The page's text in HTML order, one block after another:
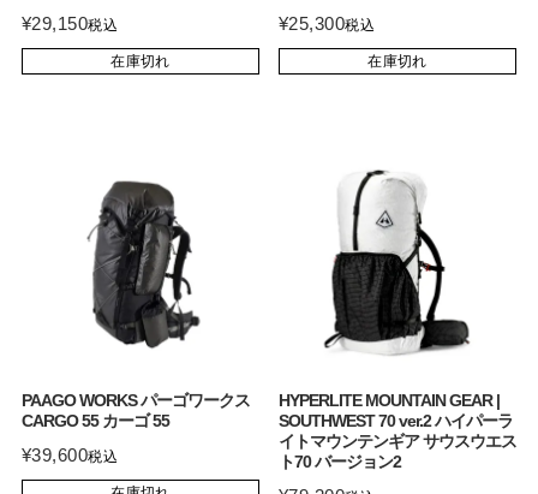
¥29,150税込
在庫切れ
¥25,300税込
在庫切れ
PAAGO WORKS パーゴワークス
CARGO 55 カーゴ 55
¥39,600税込
HYPERLITE MOUNTAIN GEAR |
SOUTHWEST 70 ver.2 ハイパーラ
イトマウンテンギア サウスウエス
ト70 バージョン2